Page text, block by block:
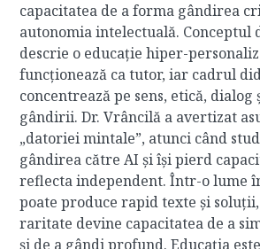
capacitatea de a forma gândirea
autonomia intelectuală. Conceptul
descrie o educație hiper-
funcționează ca tutor, iar cadrul
concentrează pe sens, etică,
gândirii. Dr. Vrâncilă a avertizat
„datoriei mintale”, atunci când
gândirea către AI și își pierd
reflecta independent. Într-o lume
poate produce rapid texte și
raritate devine capacitatea de a
și de a gândi profund. Educația